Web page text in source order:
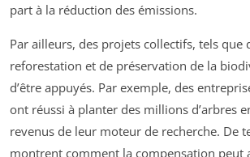
part à la réduction des émissions.
Par ailleurs, des projets collectifs, tels que
reforestation et de préservation de la
d’être appuyés. Par exemple, des
ont réussi à planter des millions d’arbres
revenus de leur moteur de recherche. De
montrent comment la compensation peut